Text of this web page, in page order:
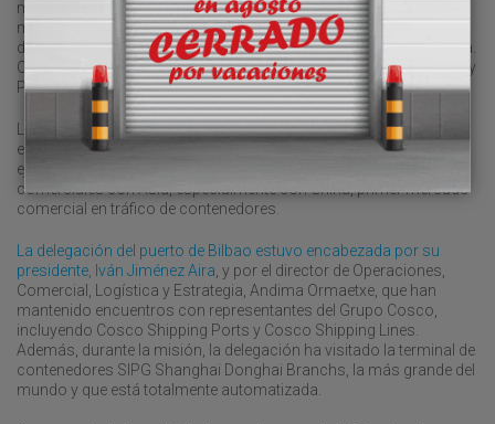
mundo con el mercado chino. Su presidenta, Mar Chao, ha
mantenido encuentros de trabajo con las principales empresas
del sector logístico y con potenciales socios comerciales en Asia.
Chao se ha reunido con directivos de Cosco, Raminatrans China y
Pérez y Cía, entre otros.
La presencia del puerto de Bilbao, por su parte, se enmarca en su
estrategia de consolidación como la dársena de referencia en el
eje atlántico europeo y de fortalecimiento de relaciones
comerciales con Asia, especialmente con China, primer mercado
comercial en tráfico de contenedores.
La delegación del puerto de Bilbao estuvo encabezada por su
presidente, Iván Jiménez Aira , y por el director de Operaciones,
Comercial, Logística y Estrategia, Andima Ormaetxe, que han
mantenido encuentros con representantes del Grupo Cosco,
incluyendo Cosco Shipping Ports y Cosco Shipping Lines.
Además, durante la misión, la delegación ha visitado la terminal de
contenedores SIPG Shanghai Donghai Branchs, la más grande del
mundo y que está totalmente automatizada.